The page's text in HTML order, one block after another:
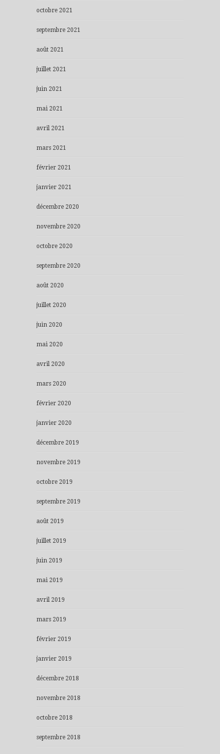
octobre 2021
septembre 2021
août 2021
juillet 2021
juin 2021
mai 2021
avril 2021
mars 2021
février 2021
janvier 2021
décembre 2020
novembre 2020
octobre 2020
septembre 2020
août 2020
juillet 2020
juin 2020
mai 2020
avril 2020
mars 2020
février 2020
janvier 2020
décembre 2019
novembre 2019
octobre 2019
septembre 2019
août 2019
juillet 2019
juin 2019
mai 2019
avril 2019
mars 2019
février 2019
janvier 2019
décembre 2018
novembre 2018
octobre 2018
septembre 2018